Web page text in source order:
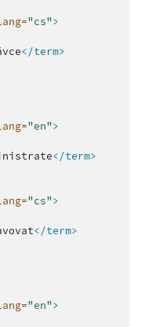
"cs">
</term>
"en">
</term>
"cs">
</term>
"en">